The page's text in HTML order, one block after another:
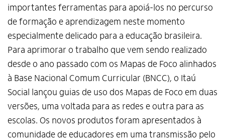
importantes ferramentas para apoiá-los no percurso
de formação e aprendizagem neste momento
especialmente delicado para a educação brasileira.
Para aprimorar o trabalho que vem sendo realizado
desde o ano passado com os Mapas de Foco alinhados
à Base Nacional Comum Curricular (BNCC), o Itaú
Social lançou guias de uso dos Mapas de Foco em duas
versões, uma voltada para as redes e outra para as
escolas. Os novos produtos foram apresentados à
comunidade de educadores em uma transmissão pelo